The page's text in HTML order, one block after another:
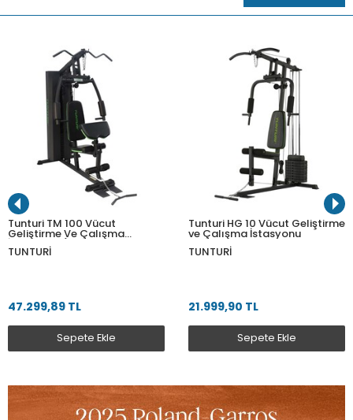
Tunturi TM 100 Vücut
Geliştirme Ve Çalışma
İstasyonu ( 100 kg Plaka
Ağırlıklı – Çelik Koruma
TUNTURI
47.299,89 TL
Sepete Ekle
Tunturi HG 10 Vücut Geliştirme
ve Çalışma İstasyonu
TUNTURI
21.999,90 TL
Sepete Ekle